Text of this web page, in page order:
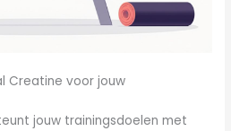
Creatine voor jouw
jouw trainingsdoelen met